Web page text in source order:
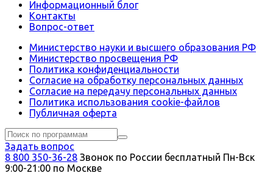
Информационный блог
Контакты
Вопрос-ответ
Министерство науки и высшего образования РФ
Министерство просвещения РФ
Политика конфиденциальности
Согласие на обработку персональных данных
Согласие на передачу персональных данных
Политика использования сookie-файлов
Публичная оферта
Задать вопрос
8 800 350-36-28 Звонок по России бесплатный Пн-Вск
9:00-21:00 по Москве